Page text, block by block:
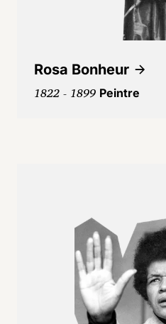
Rosa Bonheur
1822 - 1899 Peintre